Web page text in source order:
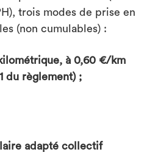
trois modes de prise en
(non cumulables) :
à 0,60 €/km
du règlement) ;
adapté collectif